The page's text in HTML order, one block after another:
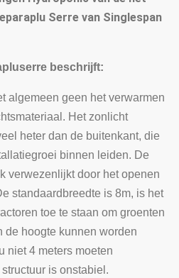
Serre van Singlespan
beschrijft:
algemeen geen het verwarmen
Het zonlicht
heter dan de buitenkant, die
binnen leiden. De
verwezenlijkt door het openen
standaardbreedte is 8m, is het
toe te staan om groenten
de hoogte kunnen worden
niet 4 meters moeten
is onstabiel.